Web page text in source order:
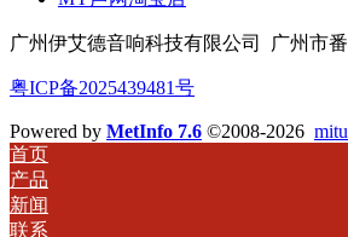
广州伊艾德音响科技有限公司 广州市
粤ICP备2025439481号
Powered by MetInfo 7.6 ©2008-2026
首页
产品
新闻
联系